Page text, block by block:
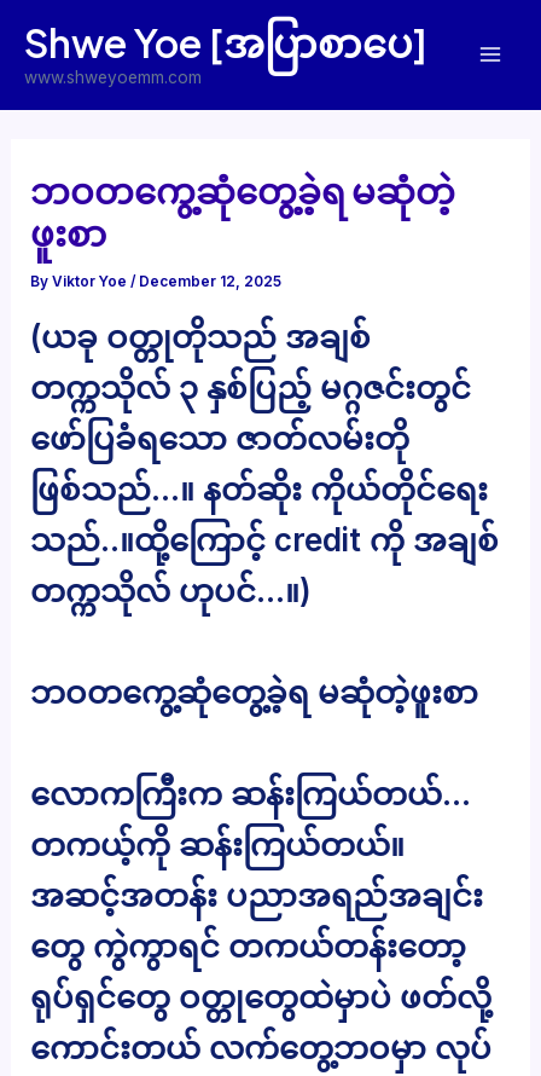
content
Shwe Yoe [အပြာစာပေ]
www.shweyoemm.com
ဘဝတကွေ့ဆုံတွေ့ခဲ့ရ မဆုံတဲ့
ဖူးစာ
ByViktor Yoe/ December 12, 2025
(ယခု ဝတ္တုတိုသည် အချစ်
တက္ကသိုလ် ၃ နှစ်ပြည့် မဂ္ဂဇင်းတွင်
ဖော်ပြခံရသော ဇာတ်လမ်းတို
ဖြစ်သည်…။ နတ်ဆိုး ကိုယ်တိုင်ရေး
သည်..။ထို့ကြောင့် credit ကို အချစ်
တက္ကသိုလ် ဟုပင်…။)
ဘဝတကွေ့ဆုံတွေ့ခဲ့ရ မဆုံတဲ့ဖူးစာ
လောကကြီးက ဆန်းကြယ်တယ်…
တကယ့်ကို ဆန်းကြယ်တယ်။
အဆင့်အတန်း ပညာအရည်အချင်း
တွေ ကွဲကွာရင် တကယ်တန်းတော့
ရုပ်ရှင်တွေ ဝတ္တုတွေထဲမှာပဲ ဖတ်လို့
ကောင်းတယ် လက်တွေ့ဘဝမှာ လုပ်